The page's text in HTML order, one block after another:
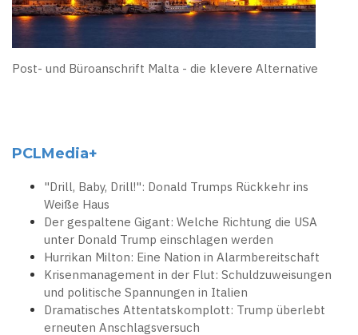
Post- und Büroanschrift Malta - die klevere Alternative
PCLMedia+
"Drill, Baby, Drill!": Donald Trumps Rückkehr ins
Weiße Haus
Der gespaltene Gigant: Welche Richtung die USA
unter Donald Trump einschlagen werden
Hurrikan Milton: Eine Nation in Alarmbereitschaft
Krisenmanagement in der Flut: Schuldzuweisungen
und politische Spannungen in Italien
Dramatisches Attentatskomplott: Trump überlebt
erneuten Anschlagsversuch